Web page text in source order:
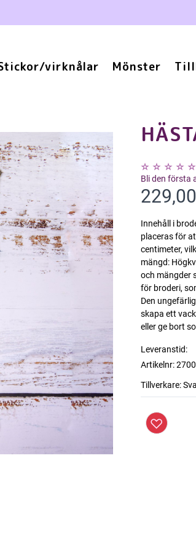
virknålar Mönster
Bli den första
Innehåll i
placeras för
centimeter,
mängd:
och mängder
för broderi,
Den
skapa ett
eller ge bort
Leveranstid:
Artikelnr:
Tillverkare: